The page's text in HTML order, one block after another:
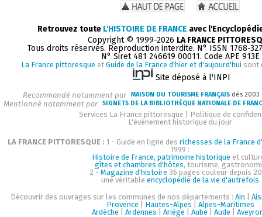
Retrouvez toute L'HISTOIRE DE FRANCE avec
Copyright © 1999-2026 LA FRANCE
Tous droits réservés. Reproduction interdite. N° ISSN 1768-
N° Siret 481 246619 00011. Code APE 913E
La France pittoresque et Guide de la France d'hier et d'aujourd'hui sont
Site déposé à l'INPI
Recommandé notamment par MAISON DU TOURISME FRANÇAIS dès
Mentionné notamment par SIGNETS DE LA BIBLIOTHÈQUE NATIONALE DE
Services La France pittoresque
Politique de
L'événement historique du jour
LA FRANCE PITTORESQUE : 1 - Guide en ligne des richesses de la France
1999 :
Histoire de France, patrimoine historique et
gîtes et chambres d'hôtes, tourisme,
2 - Magazine d'histoire 36 pages couleur depuis
une véritable encyclopédie de la vie d'autrefois
Découvrir des ouvrages sur les communes de nos départements : Ain
Provence
Hautes-Alpes
Alpes-Maritimes
Ardèche
Ardennes Ariège Aube Aude